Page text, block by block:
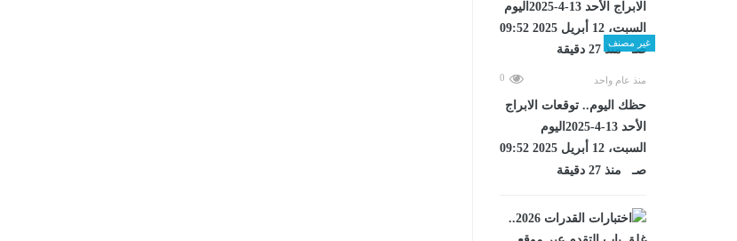
غير مصنف
منذ عام واحد 0
حظك اليوم.. توقعات الابراج
الأحد 13-4-2025اليوم
السبت، 12 أبريل 2025 09:52
صـ منذ 27 دقيقة